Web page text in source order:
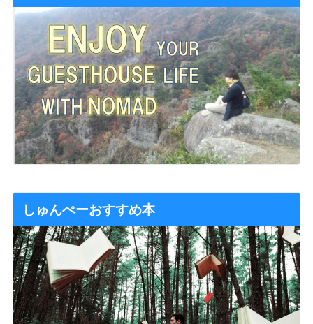
しゅんぺーおすすめ本